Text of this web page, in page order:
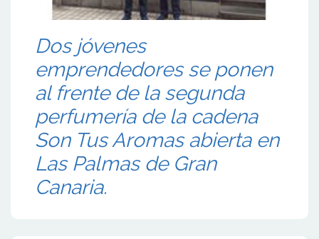
Dos jóvenes
emprendedores se ponen
al frente de la segunda
perfumería de la cadena
Son Tus Aromas abierta en
Las Palmas de Gran
Canaria.